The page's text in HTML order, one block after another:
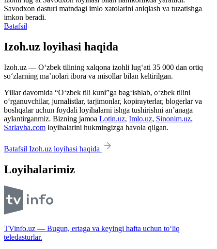
Savodxon dasturi matndagi imlo xatolarini aniqlash va tuzatishga
imkon beradi.
Batafsil
Izoh.uz loyihasi haqida
Izoh.uz — O‘zbek tilining xalqona izohli lug‘ati 35 000 dan ortiq
so‘zlarning ma’nolari ibora va misollar bilan keltirilgan.
Yillar davomida “O‘zbek tili kuni”ga bag‘ishlab, o‘zbek tilini
o‘rganuvchilar, jurnalistlar, tarjimonlar, kopirayterlar, blogerlar va
boshqalar uchun foydali loyihalarni ishga tushirishni an’anaga
aylantirganmiz. Bizning jamoa Lotin.uz, Imlo.uz, Sinonim.uz,
Sarlavha.com loyihalarini hukmingizga havola qilgan.
Batafsil Izoh.uz loyihasi haqida
Loyihalarimiz
TVinfo.uz — Bugun, ertaga va keyingi hafta uchun to‘liq
teledasturlar.